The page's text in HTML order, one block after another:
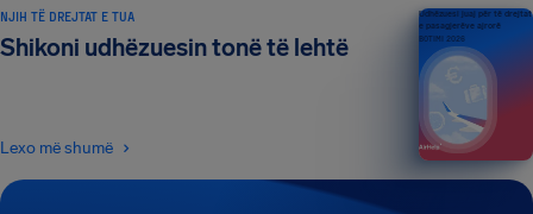
NJIH TË DREJTAT E TUA
Shikoni udhëzuesin tonë të lehtë
Lexo më shumë
Udhëzuesi juaj për të drejtat
e pasagjerëve ajrorë
BOTIMI 2026